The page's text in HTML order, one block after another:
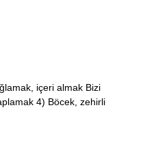
içeri almak Bizi
4) Böcek, zehirli